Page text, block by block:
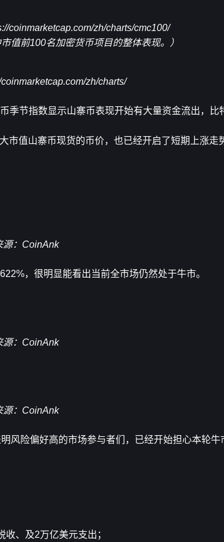
coinmarketcap.com/zh/charts/cmc100/
值前100名加密货币项目的整体表现。）
zh/charts/
季节指数显示山寨币表现开始有大量资金流出，比
市值山寨币现货的币价，也已经开启了短期上涨走
源：CoinAnk
，很明显能看出当前全市场仍然处于牛市。
源：CoinAnk
源：CoinAnk
风险偏好高的市场参与者们，已经开始担心本轮牛
、及2万亿美元支出；